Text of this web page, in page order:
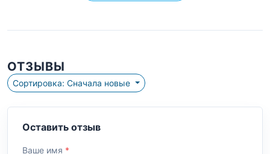
ОТЗЫВЫ
Сортировка: Сначала новые
Оставить отзыв
Ваше имя *